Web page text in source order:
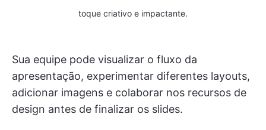
toque criativo e impactante.
Sua equipe pode visualizar o fluxo da
apresentação, experimentar diferentes layouts,
adicionar imagens e colaborar nos recursos de
design antes de finalizar os slides.